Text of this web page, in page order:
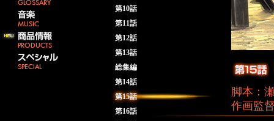
第10話
第11話
第12話
第13話
総集編
第14話
第15話
第16話
脚本：
作画監